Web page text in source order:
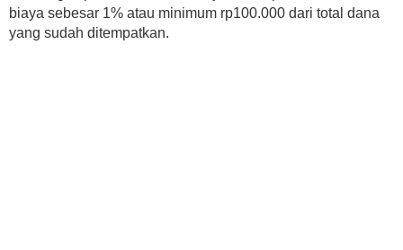
biaya sebesar 1% atau minimum rp100.000 dari total dana
yang sudah ditempatkan.